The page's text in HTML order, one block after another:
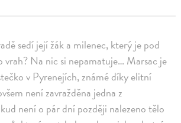
sedí její žák a milenec, který je pod
vrah? Na nic si nepamatuje… Marsac je
v Pyrenejích, známé díky elitní
není zavražděna jedna z
není o pár dní později nalezeno tělo